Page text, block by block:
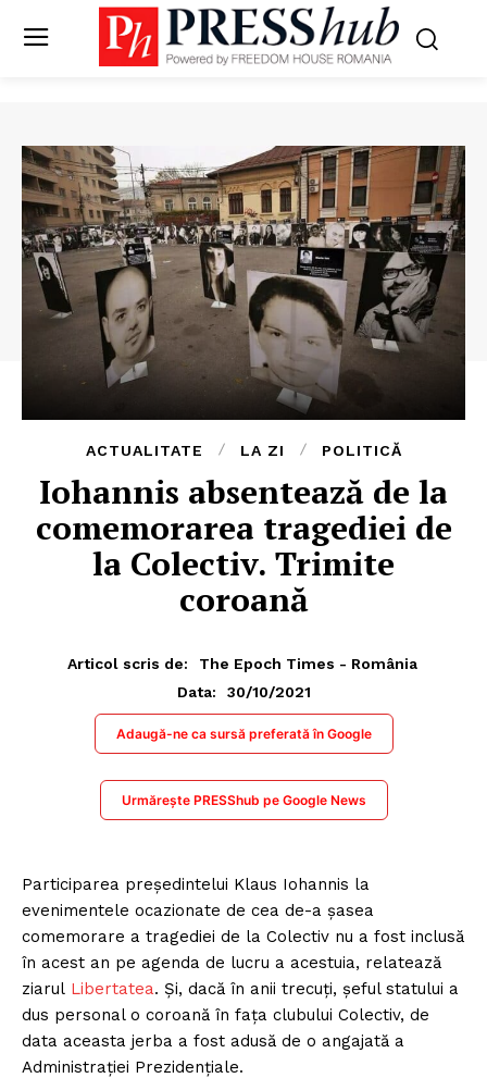
ACTUALITATE LA ZI POLITICĂ
Iohannis absentează de la
comemorarea tragediei de
la Colectiv. Trimite
coroană
Articol scris de:
The Epoch Times - România
Data:
30/10/2021
Adaugă-ne ca sursă preferată în Google
Urmărește PRESShub pe Google News
Participarea preşedintelui Klaus Iohannis la
evenimentele ocazionate de cea de-a şasea
comemorare a tragediei de la Colectiv nu a fost inclusă
în acest an pe agenda de lucru a acestuia, relatează
ziarul Libertatea. Şi, dacă în anii trecuţi, şeful statului a
dus personal o coroană în faţa clubului Colectiv, de
data aceasta jerba a fost adusă de o angajată a
Administraţiei Prezidenţiale.